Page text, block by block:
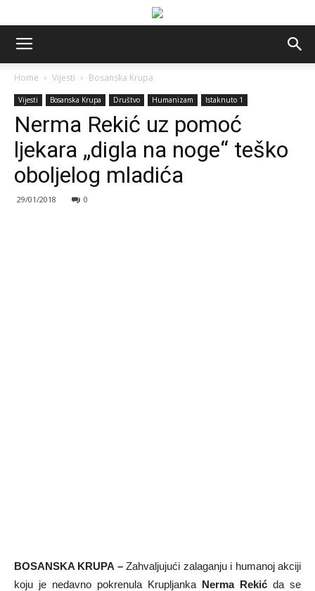
Home Vijesti Bosanska Krupa
Vijesti Bosanska Krupa Društvo Humanizam Istaknuto 1
Nerma Rekić uz pomoć
ljekara „digla na noge“ teško
oboljelog mladića
29/01/2018 0
BOSANSKA KRUPA –Zahvaljujući zalaganju i humanoj akciji
koju je nedavno pokrenula Krupljanka Nerma Rekić da se